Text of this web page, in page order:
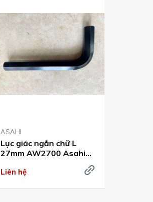
ASAHI
Lục giác ngắn chữ L
27mm AW2700 Asahi
Liên hệ